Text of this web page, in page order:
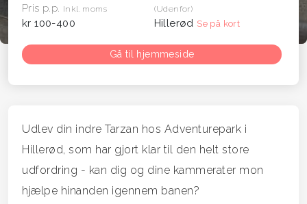
Pris p.p. Inkl. moms
kr 100-400
(Udenfor)
Hillerød Se på kort
Gå til hjemmeside
Udlev din indre Tarzan hos Adventurepark i
Hillerød, som har gjort klar til den helt store
udfordring - kan dig og dine kammerater mon
hjælpe hinanden igennem banen?